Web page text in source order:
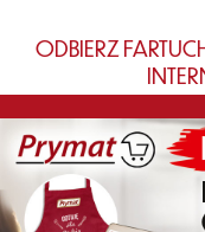
ODBIERZ